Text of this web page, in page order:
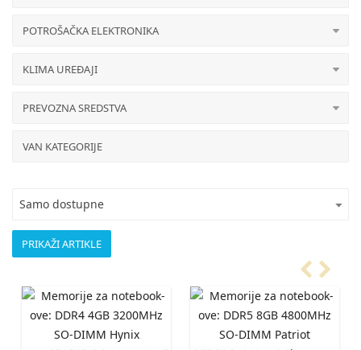
POTROŠAČKA ELEKTRONIKA
KLIMA UREĐAJI
PREVOZNA SREDSTVA
VAN KATEGORIJE
Samo dostupne